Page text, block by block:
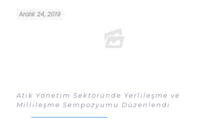
Aralık 24, 2019
Atık Yönetim Sektöründe Yerlileşme ve
Millileşme Sempozyumu Düzenlendi